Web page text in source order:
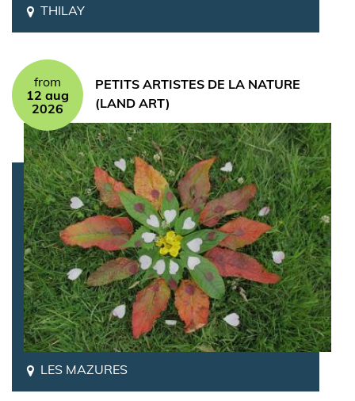
THILAY
from
12 aug
2026
PETITS ARTISTES DE LA NATURE
(LAND ART)
LES MAZURES